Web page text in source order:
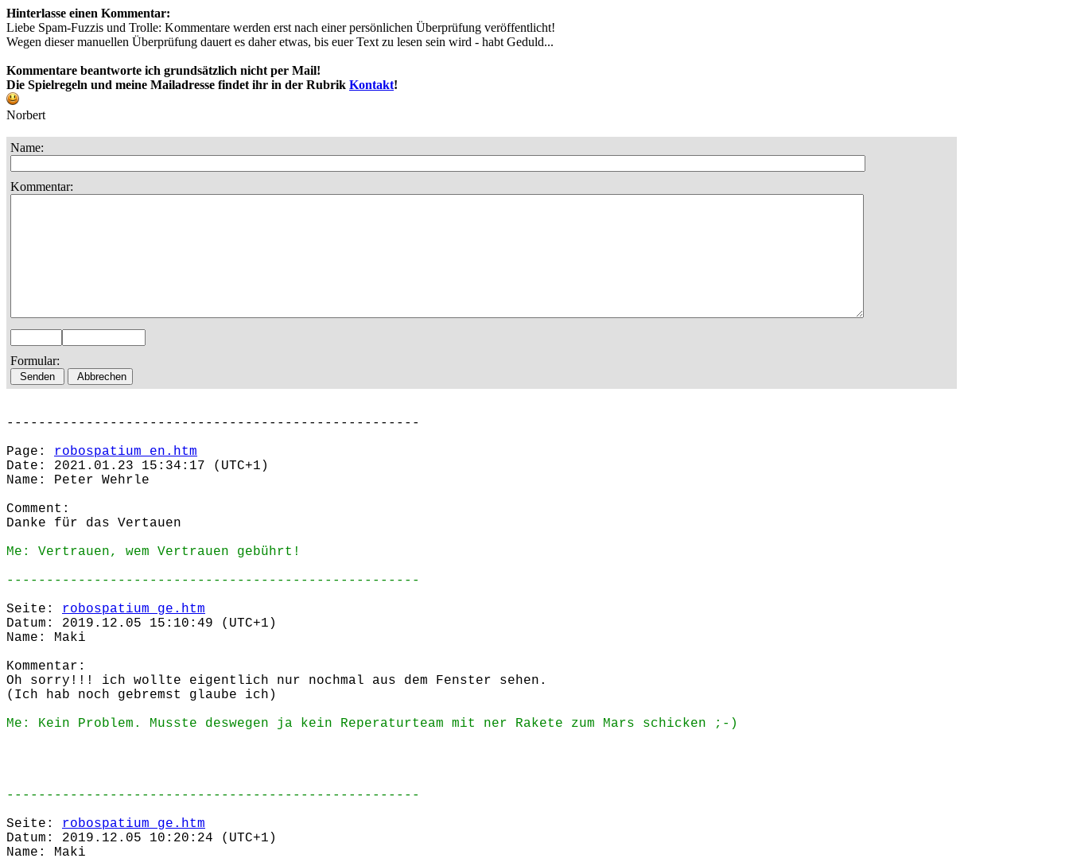
Hinterlasse einen Kommentar:
Liebe Spam-Fuzzis und Trolle: Kommentare werden erst nach einer persönlichen Überprüfung veröffentlicht!
Wegen dieser manuellen Überprüfung dauert es daher etwas, bis euer Text zu lesen sein wird - habt Geduld...
Kommentare beantworte ich grundsätzlich nicht per Mail!
Die Spielregeln und meine Mailadresse findet ihr in der Rubrik Kontakt!
Norbert
Name:
Kommentar:
Formular:
----------------------------------------------------
Page:
robospatium_en.htm
Date: 2021.01.23 15:34:17 (UTC+1)
Name: Peter Wehrle
Comment:
Danke für das Vertauen
Me: Vertrauen, wem Vertrauen gebührt!
----------------------------------------------------
Seite:
robospatium_ge.htm
Datum: 2019.12.05 15:10:49 (UTC+1)
Name: Maki
Kommentar:
Oh sorry!!! ich wollte eigentlich nur nochmal aus dem Fenster sehen.
(Ich hab noch gebremst glaube ich)
Me: Kein Problem. Musste deswegen ja kein Reperaturteam mit ner Rakete zum Mars schicken ;-)
----------------------------------------------------
Seite:
robospatium_ge.htm
Datum: 2019.12.05 10:20:24 (UTC+1)
Name: Maki